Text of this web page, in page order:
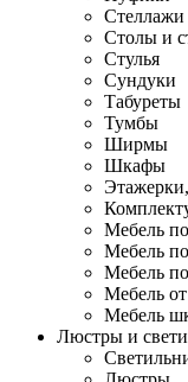
Стеллажи
Столы и
Стулья
Сундуки
Табуреты
Тумбы
Ширмы
Шкафы
Мебель
Мебель
Мебель
Мебель
Мебель
Люстры и